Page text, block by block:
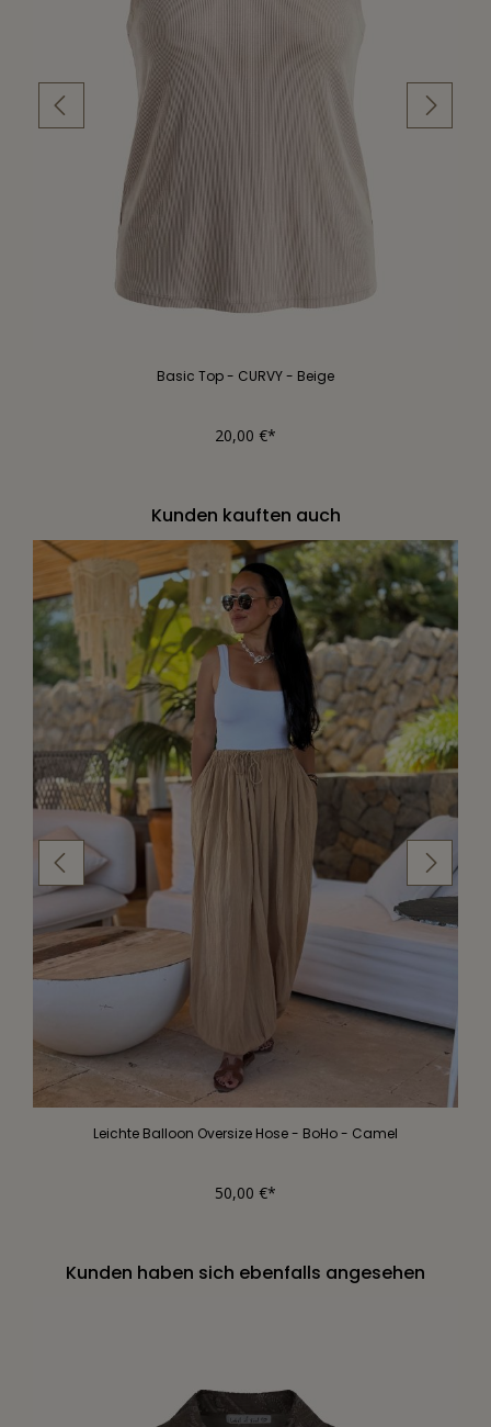
Basic Top - CURVY - Beige
20,00 €*
Kunden kauften auch
Leichte Balloon Oversize Hose - BoHo - Camel
50,00 €*
Kunden haben sich ebenfalls angesehen